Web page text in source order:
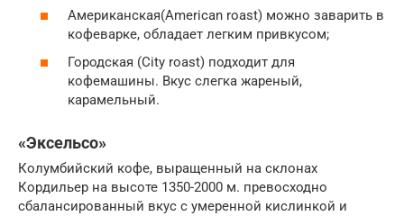
Американская(American roast) можно заварить в
кофеварке, обладает легким привкусом;
Городская (City roast) подходит для
кофемашины. Вкус слегка жареный,
карамельный.
«Эксельсо»
Колумбийский кофе, выращенный на склонах
Кордильер на высоте 1350-2000 м. превосходно
сбалансированный вкус с умеренной кислинкой и